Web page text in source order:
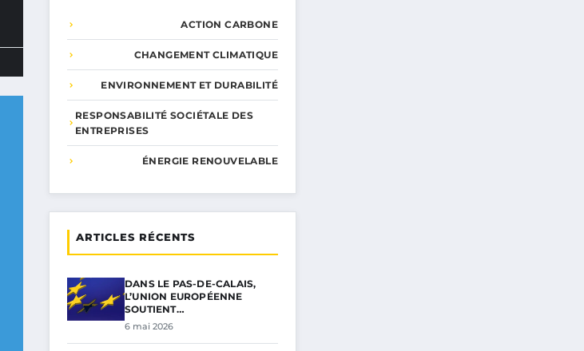
ACTION CARBONE
CHANGEMENT CLIMATIQUE
ENVIRONNEMENT ET DURABILITÉ
RESPONSABILITÉ SOCIÉTALE DES
ENTREPRISES
ÉNERGIE RENOUVELABLE
ARTICLES RÉCENTS
DANS LE PAS-DE-CALAIS,
L’UNION EUROPÉENNE
SOUTIENT…
6 mai 2026